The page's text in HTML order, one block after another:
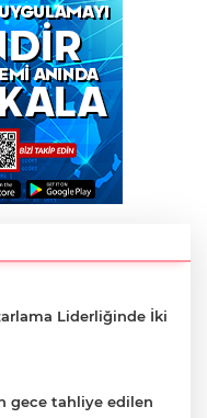
Liderliğinde İki
gece tahliye edilen